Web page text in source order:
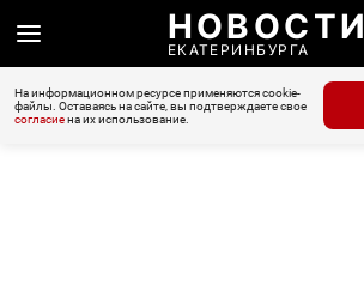
НОВОСТИ
ЕКАТЕРИНБУРГА
На информационном ресурсе применяются cookie-
файлы. Оставаясь на сайте, вы подтверждаете свое
согласиена их использование.